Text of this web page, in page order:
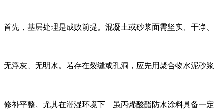
首先，基层处理是成败前提。混凝土或砂浆面需坚实、干净、
无浮灰、无明水。若存在裂缝或孔洞，应先用聚合物水泥砂浆
修补平整。尤其在潮湿环境下，虽丙烯酸酯防水涂料具备一定